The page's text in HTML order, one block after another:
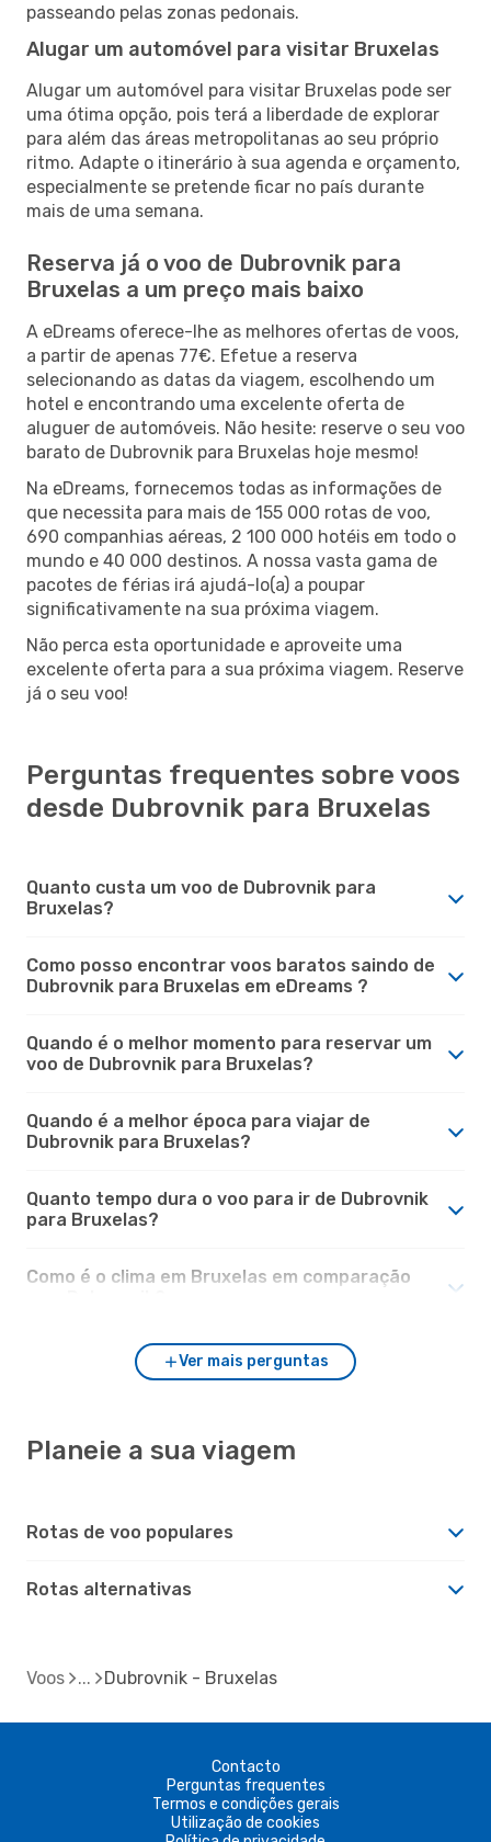
passeando pelas zonas pedonais.
Alugar um automóvel para visitar Bruxelas
Alugar um automóvel para visitar Bruxelas pode ser
uma ótima opção, pois terá a liberdade de explorar
para além das áreas metropolitanas ao seu próprio
ritmo. Adapte o itinerário à sua agenda e orçamento,
especialmente se pretende ficar no país durante
mais de uma semana.
Reserva já o voo de Dubrovnik para
Bruxelas a um preço mais baixo
A eDreams oferece-lhe as melhores ofertas de voos,
a partir de apenas 77€. Efetue a reserva
selecionando as datas da viagem, escolhendo um
hotel e encontrando uma excelente oferta de
aluguer de automóveis. Não hesite: reserve o seu voo
barato de Dubrovnik para Bruxelas hoje mesmo!
Na eDreams, fornecemos todas as informações de
que necessita para mais de 155 000 rotas de voo,
690 companhias aéreas, 2 100 000 hotéis em todo o
mundo e 40 000 destinos. A nossa vasta gama de
pacotes de férias irá ajudá-lo(a) a poupar
significativamente na sua próxima viagem.
Não perca esta oportunidade e aproveite uma
excelente oferta para a sua próxima viagem. Reserve
já o seu voo!
Perguntas frequentes sobre voos
desde Dubrovnik para Bruxelas
Quanto custa um voo de Dubrovnik para
Bruxelas?
Como posso encontrar voos baratos saindo de
Dubrovnik para Bruxelas em eDreams ?
Quando é o melhor momento para reservar um
voo de Dubrovnik para Bruxelas?
Quando é a melhor época para viajar de
Dubrovnik para Bruxelas?
Quanto tempo dura o voo para ir de Dubrovnik
para Bruxelas?
Como é o clima em Bruxelas em comparação
Ver mais perguntas
Planeie a sua viagem
Rotas de voo populares
Rotas alternativas
Voos Dubrovnik - Bruxelas
Contacto
Perguntas frequentes
Termos e condições gerais
Utilização de cookies